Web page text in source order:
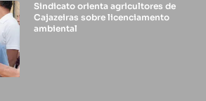
Sindicato orienta agricultores de
Cajazeiras sobre licenciamento
ambiental